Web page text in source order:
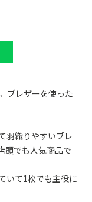
ブレザーを使った
羽織りやすいブレ
頭でも人気商品で
いて1枚でも主役に